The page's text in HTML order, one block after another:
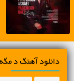
دانلود آهنگ د